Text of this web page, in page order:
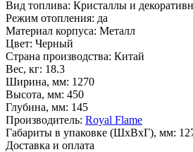
Вид топлива: Кристаллы и
Режим отопления: да
Материал корпуса: Металл
Цвет: Черный
Страна производства: Китай
Вес, кг: 18.3
Ширина, мм: 1270
Высота, мм: 450
Глубина, мм: 145
Производитель: Royal Flame
Габариты в упаковке (ШxВxГ), мм:
Доставка и оплата